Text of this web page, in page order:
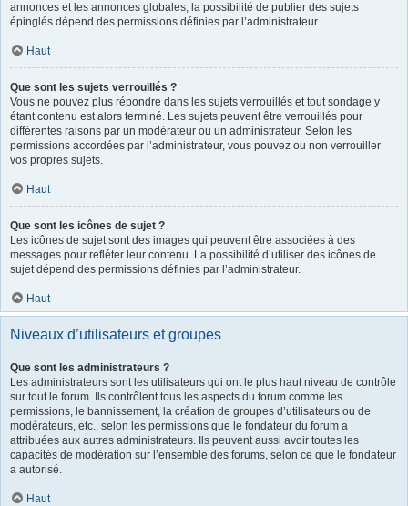
annonces et les annonces globales, la possibilité de publier des sujets
épinglés dépend des permissions définies par l’administrateur.
Haut
Que sont les sujets verrouillés ?
Vous ne pouvez plus répondre dans les sujets verrouillés et tout sondage y
étant contenu est alors terminé. Les sujets peuvent être verrouillés pour
différentes raisons par un modérateur ou un administrateur. Selon les
permissions accordées par l’administrateur, vous pouvez ou non verrouiller
vos propres sujets.
Haut
Que sont les icônes de sujet ?
Les icônes de sujet sont des images qui peuvent être associées à des
messages pour refléter leur contenu. La possibilité d’utiliser des icônes de
sujet dépend des permissions définies par l’administrateur.
Haut
Niveaux d’utilisateurs et groupes
Que sont les administrateurs ?
Les administrateurs sont les utilisateurs qui ont le plus haut niveau de contrôle
sur tout le forum. Ils contrôlent tous les aspects du forum comme les
permissions, le bannissement, la création de groupes d’utilisateurs ou de
modérateurs, etc., selon les permissions que le fondateur du forum a
attribuées aux autres administrateurs. Ils peuvent aussi avoir toutes les
capacités de modération sur l’ensemble des forums, selon ce que le fondateur
a autorisé.
Haut